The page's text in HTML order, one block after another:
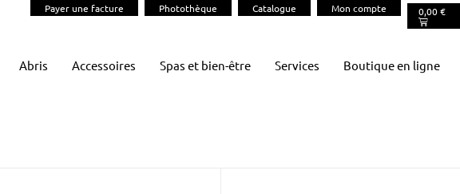
Payer une facture Photothèque Catalogue Mon compte 0,00 €
Abris Accessoires Spas et bien-être Services Boutique en ligne